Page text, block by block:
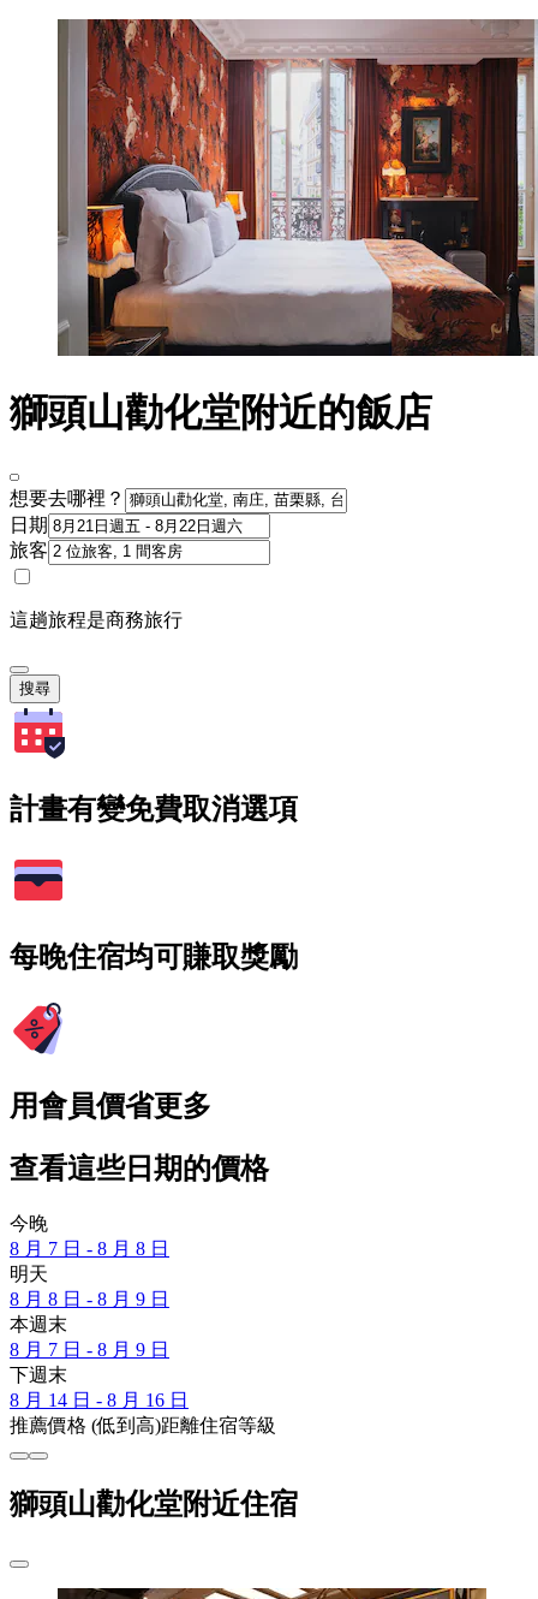
獅頭山勸化堂附近的飯店
想要去哪裡？
日期
旅客
這趟旅程是商務旅行
搜尋
計畫有變免費取消選項
每晚住宿均可賺取獎勵
用會員價省更多
查看這些日期的價格
今晚
8 月 7 日 - 8 月 8 日
明天
8 月 8 日 - 8 月 9 日
本週末
8 月 7 日 - 8 月 9 日
下週末
8 月 14 日 - 8 月 16 日
推薦價格 (低到高)距離住宿等級
獅頭山勸化堂附近住宿